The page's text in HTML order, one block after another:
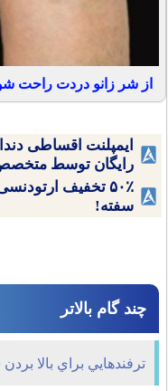
از شر زانو دردت راحت
ایمپلنت اقساطی
رایگان توسط
۵۰٪ تخفیف
سفته!
چند گام بالاتر
ترفندهايي براي بالا